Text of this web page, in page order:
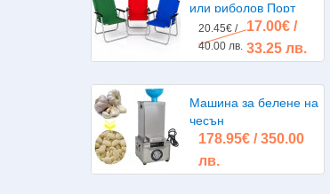
или риболов Порт
20.45€ /
40.00 лв.
17.00€ /
33.25 лв.
Машина за белене на
чесън
178.95€ / 350.00
лв.